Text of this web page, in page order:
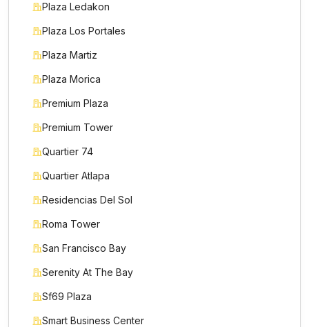
Plaza Ledakon
Plaza Los Portales
Plaza Martiz
Plaza Morica
Premium Plaza
Premium Tower
Quartier 74
Quartier Atlapa
Residencias Del Sol
Roma Tower
San Francisco Bay
Serenity At The Bay
Sf69 Plaza
Smart Business Center